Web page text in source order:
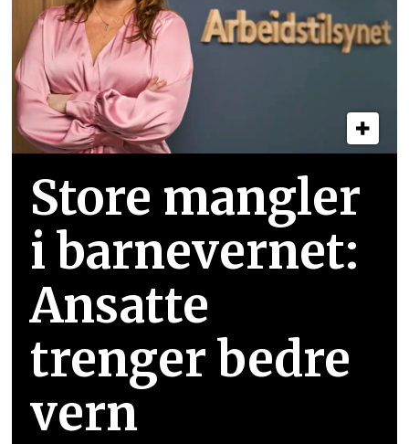
Store mangler
i barnevernet:
Ansatte
trenger bedre
vern